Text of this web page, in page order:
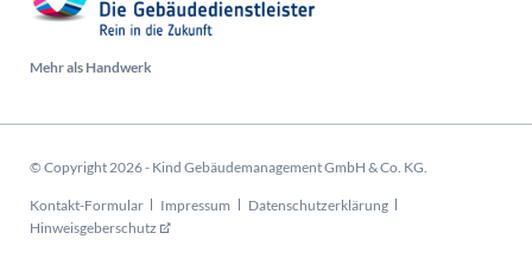
Mehr als Handwerk
© Copyright 2026 - Kind Gebäudemanagement GmbH & Co. KG.
Navigation
überspringen
Kontakt-Formular Impressum
Datenschutzerklärung
Hinweisgeberschutz